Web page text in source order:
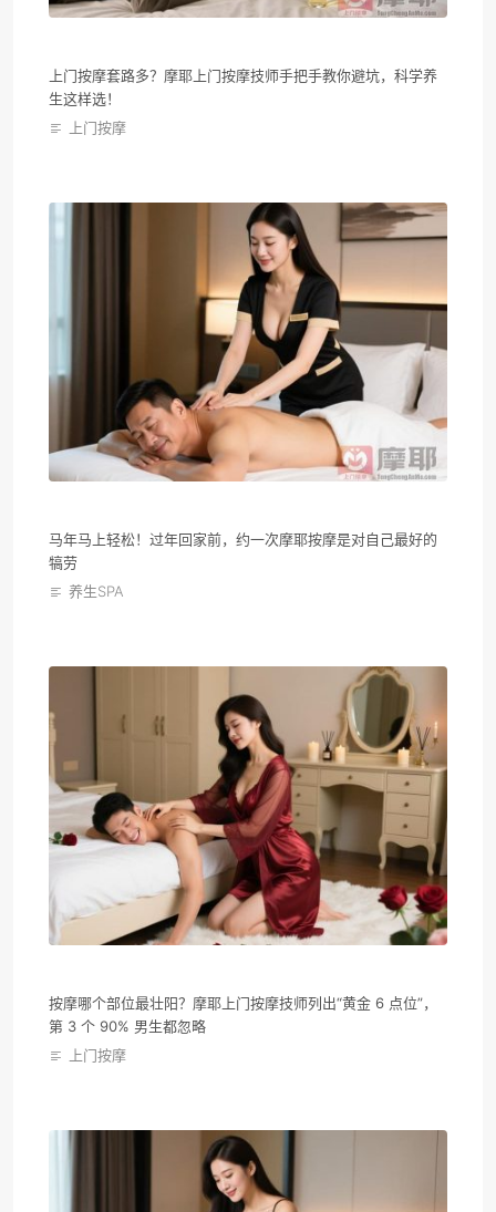
上门按摩套路多？摩耶上门按摩技师手把手教你避坑，科学养
生这样选！
上门按摩
马年马上轻松！过年回家前，约一次摩耶按摩是对自己最好的
犒劳
养生SPA
按摩哪个部位最壮阳？摩耶上门按摩技师列出“黄金 6 点位”，
第 3 个 90% 男生都忽略
上门按摩